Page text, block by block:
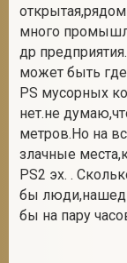
много
др
может быть где
PS мусорных
нет.не
метров.Но на
злачные
PS2 эх. .
бы
бы на пару